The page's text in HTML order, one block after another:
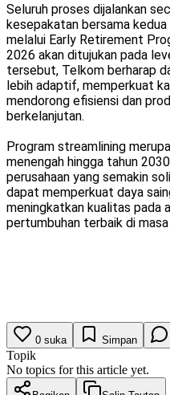
Seluruh proses dijalankan
kesepakatan bersama
melalui Early Retirement
2026 akan ditujukan pada
tersebut, Telkom berharap
lebih adaptif, memperkuat
mendorong efisiensi dan
berkelanjutan.
Program streamlining
menengah hingga tahun
perusahaan yang semakin
dapat memperkuat daya
meningkatkan kualitas pada
pertumbuhan terbaik di
0 suka Simpan
Topik
No topics for this article yet.